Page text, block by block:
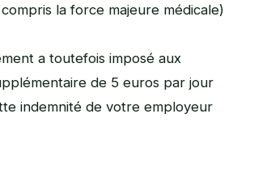
la force majeure médicale)
a toutefois imposé aux
de 5 euros par jour
indemnité de votre employeur